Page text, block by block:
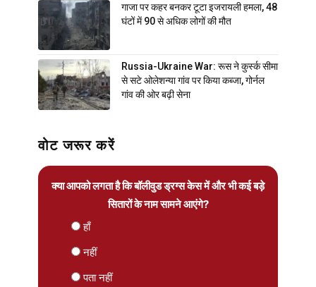
गाजा पर कहर बनकर टूटा इजरायली हमला, 48
घंटों में 90 से अधिक लोगों की मौत
Russia-Ukraine War: रूस ने कुर्स्क सीमा
से सटे ओलेशन्या गांव पर किया कब्जा, गोर्नल
गांव की ओर बढ़ी सेना
वोट जरूर करें
क्या आपको लगता है कि बॉलीवुड ड्रग्स केस में और भी कई बड़े
सितारों के नाम सामने आएंगे?
हाँ
नहीं
पता नहीं